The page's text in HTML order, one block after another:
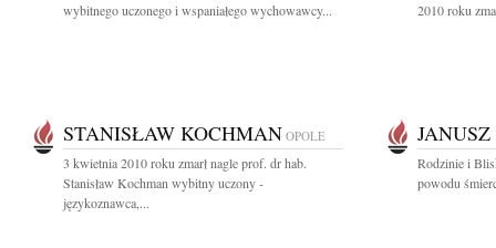
wybitnego uczonego i wspaniałego wychowawcy...
2010 roku
STANISŁAW KOCHMAN OPOLE
3 kwietnia 2010 roku zmarł nagle prof. dr hab.
Stanisław Kochman wybitny uczony -
językoznawca,...
Rodzinie i
powodu